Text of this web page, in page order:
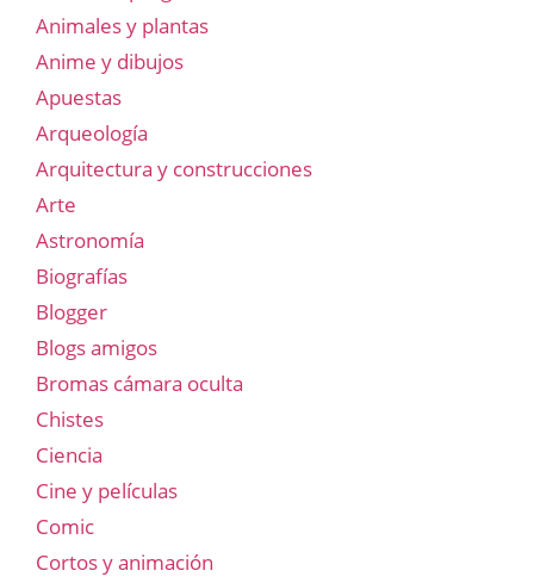
Animales y plantas
Anime y dibujos
Apuestas
Arqueología
Arquitectura y construcciones
Arte
Astronomía
Biografías
Blogger
Blogs amigos
Bromas cámara oculta
Chistes
Ciencia
Cine y películas
Comic
Cortos y animación